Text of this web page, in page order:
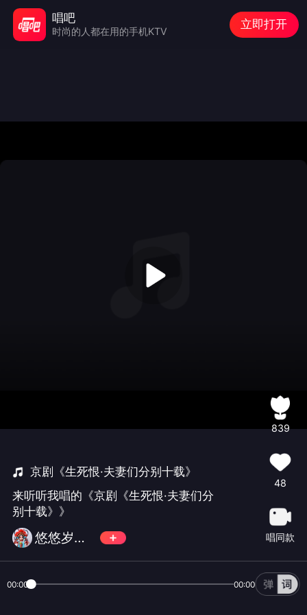
京剧《生死恨·夫妻们分别十载》
来听听我唱的《京剧《生死恨·夫妻们分
别十载》》
悠悠岁月523
839
48
唱同款
00:00 00:00
唱吧
时尚的人都在用的手机KTV
立即打开